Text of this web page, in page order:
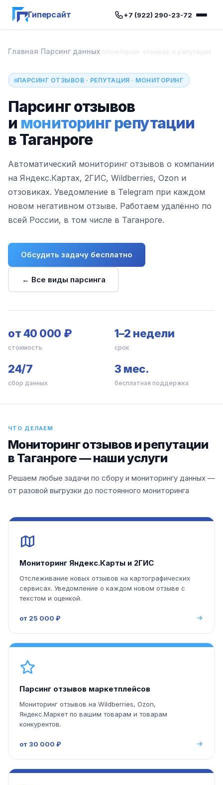
Гиперсайт +7 (922) 290-23-72
Главная›Парсинг данных›Мониторинг отзывов и репутации
ПАРСИНГ ОТЗЫВОВ · РЕПУТАЦИЯ · МОНИТОРИНГ
Парсинг отзывов
и мониторинг репутации
в Таганроге
Автоматический мониторинг отзывов о компании
на Яндекс.Картах, 2ГИС, Wildberries, Ozon и
отзовиках. Уведомление в Telegram при каждом
новом негативном отзыве. Работаем удалённо по
всей России, в том числе в Таганроге.
Обсудить задачу бесплатно
← Все виды парсинга
от 40 000 ₽
стоимость
1–2 недели
срок
24/7
сбор данных
3 мес.
бесплатная поддержка
ЧТО ДЕЛАЕМ
Мониторинг отзывов и репутации
в Таганроге — наши услуги
Решаем любые задачи по сбору и мониторингу данных —
от разовой выгрузки до постоянного мониторинга
Мониторинг Яндекс.Карты и 2ГИС
Отслеживание новых отзывов на картографических
сервисах. Уведомление о каждом новом отзыве с
текстом и оценкой.
от 25 000 ₽
Парсинг отзывов маркетплейсов
Мониторинг отзывов на Wildberries, Ozon,
Яндекс.Маркет по вашим товарам и товарам
конкурентов.
от 30 000 ₽